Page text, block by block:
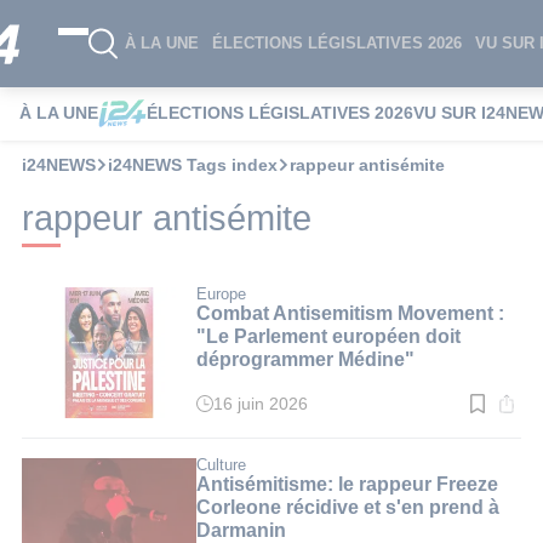
À LA UNE ÉLECTIONS LÉGISLATIVES 2026 VU SUR
À LA UNE ÉLECTIONS LÉGISLATIVES 2026VU SUR
i24NEWS i24NEWS Tags index rappeur antisémite
rappeur antisémite
Europe
Combat Antisemitism Movement :
"Le Parlement européen doit
déprogrammer Médine"
Temps
:
4
min.
16 juin 2026
Culture
Antisémitisme: le rappeur Freeze
Corleone récidive et s'en prend à
Darmanin